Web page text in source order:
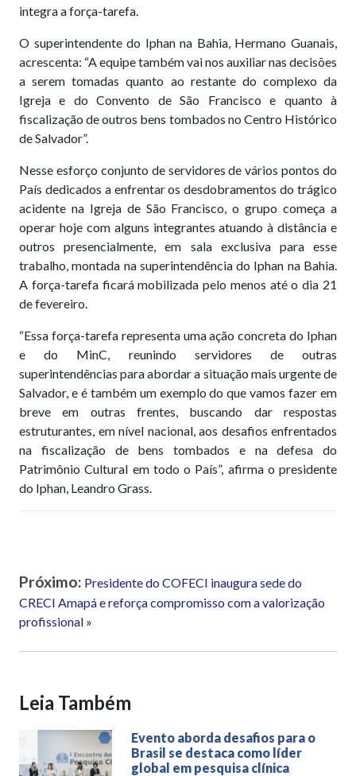
integra a força-tarefa.
O superintendente do Iphan na Bahia, Hermano Guanais,
acrescenta: “A equipe também vai nos auxiliar nas decisões
a serem tomadas quanto ao restante do complexo da
Igreja e do Convento de São Francisco e quanto à
fiscalização de outros bens tombados no Centro Histórico
de Salvador”.
Nesse esforço conjunto de servidores de vários pontos do
País dedicados a enfrentar os desdobramentos do trágico
acidente na Igreja de São Francisco, o grupo começa a
operar hoje com alguns integrantes atuando à distância e
outros presencialmente, em sala exclusiva para esse
trabalho, montada na superintendência do Iphan na Bahia.
A força-tarefa ficará mobilizada pelo menos até o dia 21
de fevereiro.
“Essa força-tarefa representa uma ação concreta do Iphan
e do MinC, reunindo servidores de outras
superintendências para abordar a situação mais urgente de
Salvador, e é também um exemplo do que vamos fazer em
breve em outras frentes, buscando dar respostas
estruturantes, em nível nacional, aos desafios enfrentados
na fiscalização de bens tombados e na defesa do
Patrimônio Cultural em todo o País”, afirma o presidente
do Iphan, Leandro Grass.
Próximo: Presidente do COFECI inaugura sede do
CRECI Amapá e reforça compromisso com a valorização
profissional »
Leia Também
Evento aborda desafios para o
Brasil se destaca como líder
global em pesquisa clínica